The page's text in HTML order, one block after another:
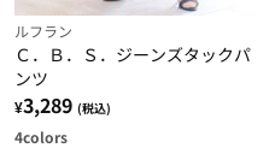
ルフラン
Ｃ．Ｂ．Ｓ．ジーンズタックパ
ンツ
¥3,289 (税込)
4colors